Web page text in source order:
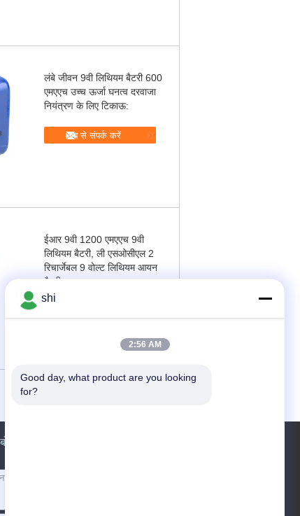
लंबे जीवन 9वी लिथियम बैटरी 600
एमएएच उच्च ऊर्जा घनत्व दरवाजा
नियंत्रण के लिए टिकाऊ:
अब से संपर्क करें
ईआर 9वी 1200 एमएएच 9वी
लिथियम बैटरी, ली एसओसीएल 2
रिचार्जेबल 9 वोल्ट लिथियम आयन
बैटरी
का अनुरोध
shi
2:56 AM
Good day, what product are you looking
for?